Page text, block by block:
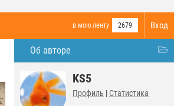
Вход
в мою ленту 2679
Об авторе
KS5
Профиль | Статистика